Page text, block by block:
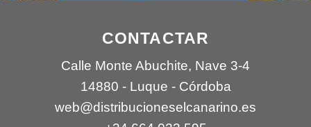
CONTACTAR
Calle Monte Abuchite, Nave 3-4
14880 - Luque - Córdoba
web@distribucioneselcanarino.es